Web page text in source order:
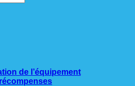
de l’équipement